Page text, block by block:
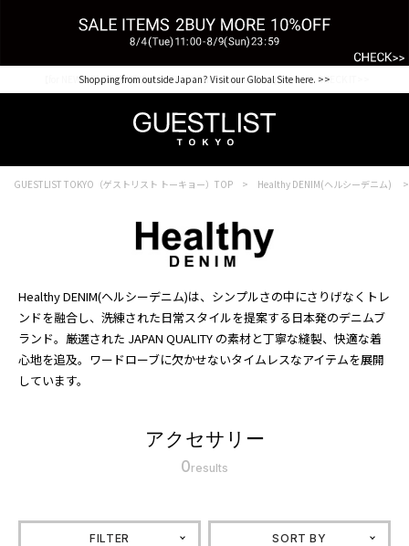
Shopping from outside Japan? Visit our Global Site here. >>
【for NEW MEMBER】新規会員様1000Point Present Campaign CHECK IT>>
GUESTLIST TOKYO（ゲストリスト トーキョー）TOP Healthy DENIM(ヘルシーデニム)
Healthy DENIM(ヘルシーデニム)は、シンプルさの中にさりげなくトレ
ンドを融合し、洗練された日常スタイルを提案する日本発のデニムブ
ランド。厳選された JAPAN QUALITY の素材と丁寧な縫製、快適な着
心地を追及。ワードローブに欠かせないタイムレスなアイテムを展開
しています。
アクセサリー
0results
FILTER SORT BY